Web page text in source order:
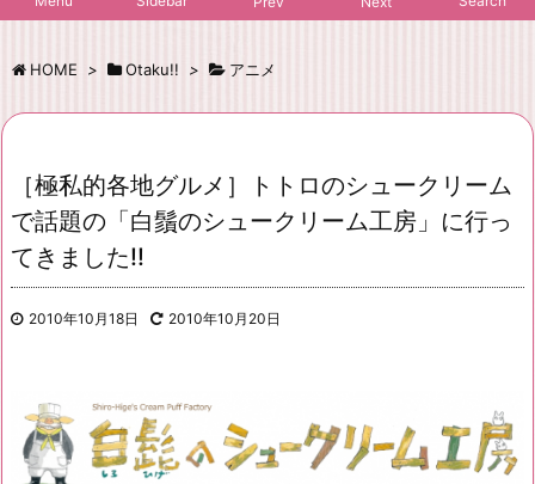
HOME > Otaku!! > アニメ
［極私的各地グルメ］トトロのシュークリーム
で話題の「白鬚のシュークリーム工房」に行っ
てきました!!
2010年10月18日 2010年10月20日